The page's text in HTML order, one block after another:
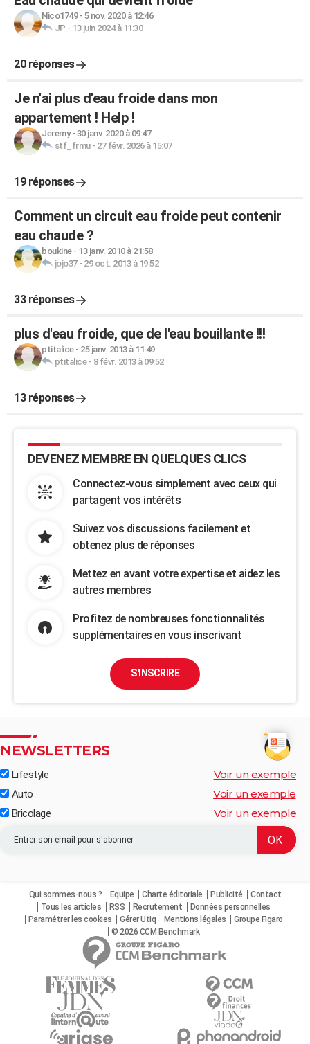
Nico1749- 5 nov. 2020 à 12:46
JP - 13 juin 2024 à 11:30
20 réponses
Je n'ai plus d'eau froide dans mon
appartement ! Help !
Jeremy- 30 janv. 2020 à 09:47
stf_frmu- 27 févr. 2026 à 15:07
19 réponses
Comment un circuit eau froide peut contenir
eau chaude ?
boukine- 13 janv. 2010 à 21:58
jojo37- 29 oct. 2013 à 19:52
33 réponses
plus d'eau froide, que de l'eau bouillante !!!
ptitalice- 25 janv. 2013 à 11:49
ptitalice- 8 févr. 2013 à 09:52
13 réponses
DEVENEZ MEMBRE EN QUELQUES CLICS
Connectez-vous simplement avec ceux qui
partagent vos intérêts
Suivez vos discussions facilement et
obtenez plus de réponses
Mettez en avant votre expertise et aidez les
autres membres
Profitez de nombreuses fonctionnalités
supplémentaires en vous inscrivant
S'INSCRIRE
NEWSLETTERS
Lifestyle Voir un exemple
Auto Voir un exemple
Bricolage Voir un exemple
Qui sommes-nous ? Equipe Charte éditoriale Publicité
Contact
Tous les articles
RSS Recrutement
Données personnelles
Paramétrer les cookies
Gérer Utiq Mentions légales
Groupe Figaro
© 2026 CCM Benchmark